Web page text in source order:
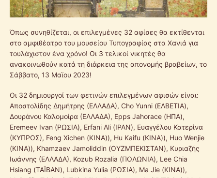
Όπως συνηθίζεται, οι επιλεγμένες 32 αφίσες θα εκτίθενται
στο αμφιθέατρο του μουσείου Τυπογραφίας στα Χανιά για
τουλάχιστον ένα χρόνο! Οι 3 τελικοί νικητές θα
ανακοινωθούν κατά τη διάρκεια της απονομής βραβείων, το
Σάββατο, 13 Μαϊου 2023!
Οι 32 δημιουργοί των φετινών επιλεγμένων αφισών είναι:
Αποστολίδης Δημήτρης (ΕΛΛΑΔΑ), Cho Yunni (ΕΛΒΕΤΙΑ),
Δουράνου Καλομοίρα (ΕΛΛΑΔΑ), Epps Jahorace (ΗΠΑ),
Eremeev Ivan (ΡΩΣΙΑ), Erfani Ali (ΙΡΑΝ), Ευαγγέλου Κατερίνα
(ΚΥΠΡΟΣ), Feng Xichen (ΚΙΝΑ)), Hu Kaifu (ΚΙΝΑ)), Huo Wenjie
(ΚΙΝΑ)), Khamzaev Jamoliddin (ΟΥΖΜΠΕΚΙΣΤΑΝ), Κυριαζής
Ιωάννης (ΕΛΛΑΔΑ), Kozub Rozalia (ΠΟΛΩΝΙΑ), Lee Chia
Hsiang (ΤΑΪΒΑΝ), Lubkina Yulia (ΡΩΣΙΑ), Ma Jie (ΚΙΝΑ)),